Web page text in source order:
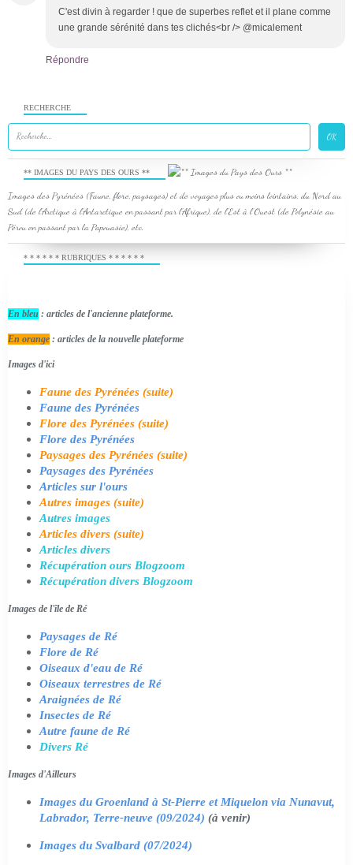
C'est divin à regarder ! que de superbes reflet et il plane comme
une grande sérénité dans tes clichés<br /> @micalement
Répondre
RECHERCHE
** IMAGES DU PAYS DES OURS **
Images des Pyrénées (Faune, flore, paysages) et de voyages plus ou moins lointains, du Nord au
Sud (de l'Arctique à l'Antarctique en passant par l'Afrique), de l'Est à l'Ouest (de Polynésie au
Pérou en passant par la Papouasie), etc.
* * * * * * RUBRIQUES * * * * * *
En bleu : articles de l'ancienne plateforme.
En orange : articles de la nouvelle plateforme
Images d'ici
Faune des Pyrénées (suite)
Faune des Pyrénées
Flore des Pyrénées (suite)
Flore des Pyrénées
Paysages des Pyrénées (suite)
Paysages des Pyrénées
Articles sur l'ours
Autres images (suite)
Autres images
Articles divers (suite)
Articles divers
Récupération ours Blogzoom
Récupération divers Blogzoom
Images de l'île de Ré
Paysages de Ré
Flore de Ré
Oiseaux d'eau de Ré
Oiseaux terrestres de Ré
Araignées de Ré
Insectes de Ré
Autre faune de Ré
Divers Ré
Images d'Ailleurs
Images du Groenland à St-Pierre et Miquelon via Nunavut,
Labrador, Terre-neuve (09/2024) (à venir)
Images du Svalbard (07/2024)